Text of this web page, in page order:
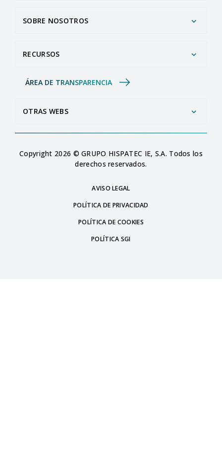
SOBRE NOSOTROS
RECURSOS
ÁREA DE TRANSPARENCIA
OTRAS WEBS
Copyright 2026 © GRUPO HISPATEC IE, S.A. Todos los
derechos reservados.
AVISO LEGAL
POLÍTICA DE PRIVACIDAD
POLÍTICA DE COOKIES
POLÍTICA SGI